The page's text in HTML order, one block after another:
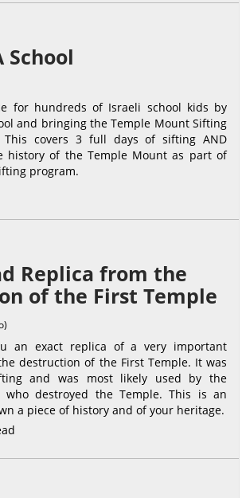
School
for hundreds of Israeli school kids by
and bringing the Temple Mount Sifting
This covers 3 full days of sifting AND
history of the Temple Mount as part of
program.
Replica from the
of the First Temple
an exact replica of a very important
destruction of the First Temple. It was
and was most likely used by the
who destroyed the Temple. This is an
a piece of history and of your heritage.